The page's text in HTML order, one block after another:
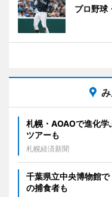
プロ野球
札幌・AOAOで進化
ツアーも
札幌経済新聞
千葉県立中央博物館
の捕食者も